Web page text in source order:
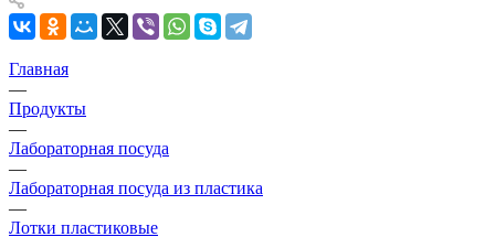
Главная
—
Продукты
—
Лабораторная посуда
—
Лабораторная посуда из пластика
—
Лотки пластиковые